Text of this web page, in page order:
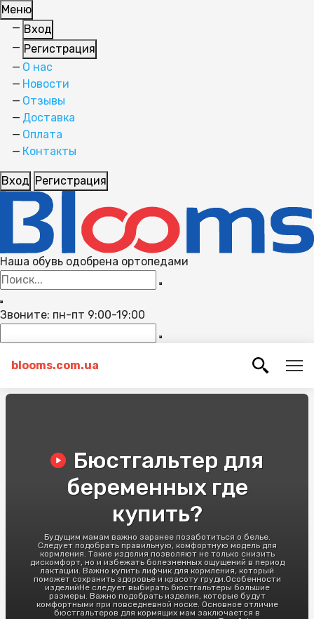
Меню
Вход
Регистрация
О нас
Новости
Отзывы
Доставка
Оплата
Контакты
Вход Регистрация
Наша обувь одобрена ортопедами
Звоните: пн-пт 9:00-19:00
blooms.com.ua
Бюстгальтер для
беременных где
купить?
Будущим мамам важно заранее позаботиться о белье.
Следует подобрать правильную, комфортную модель для
кормления. Такие изделия позволяют не только снизить
дискомфорт, но и избежать болезненных ощущений в период
лактации. Важно купить лифчик для кормления, который
поможет сохранить здоровье и красоту груди.Особенности
изделийНе следует выбирать бюстгальтеры большие
размеры. Важно подобрать изделия, которые будут
комфортными при повседневной носке. Основное отличие
бюстгальтеров для кормящих мам заключается в